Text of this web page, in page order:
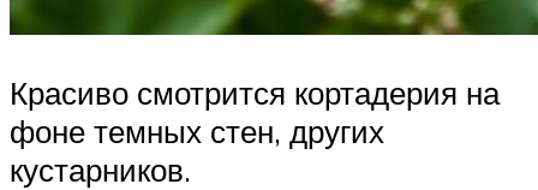
Красиво смотрится кортадерия на
фоне темных стен, других
кустарников.